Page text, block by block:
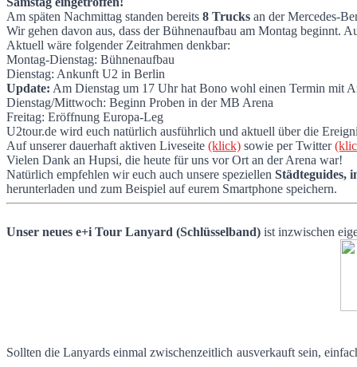
Erste Trucks in Berlin eingetroffen /
Am späten Nachmittag standen bereits 8 Trucks an der Mercedes-
Wir gehen davon aus, dass der Bühnenaufbau am Montag
Aktuell wäre folgender Zeitrahmen denkbar:
Montag-Dienstag: Bühnenaufbau
Dienstag: Ankunft U2 in Berlin
Update: Am Dienstag um 17 Uhr hat Bono wohl einen Termin mit
Dienstag/Mittwoch: Beginn Proben in der MB Arena
Freitag: Eröffnung Europa-Leg
U2tour.de wird euch natürlich ausführlich und aktuell über die
Auf unserer dauerhaft aktiven Liveseite (klick) sowie per Twitter
Vielen Dank an Hupsi, die heute für uns vor Ort an der Arena war!
Natürlich empfehlen wir euch auch unsere speziellen Städteguides,
herunterladen und zum Beispiel auf eurem Smartphone speichern.
Unser neues e+i Tour Lanyard (Schlüsselband) ist inzwischen
Sollten die Lanyards einmal zwischenzeitlich ausverkauft sein,